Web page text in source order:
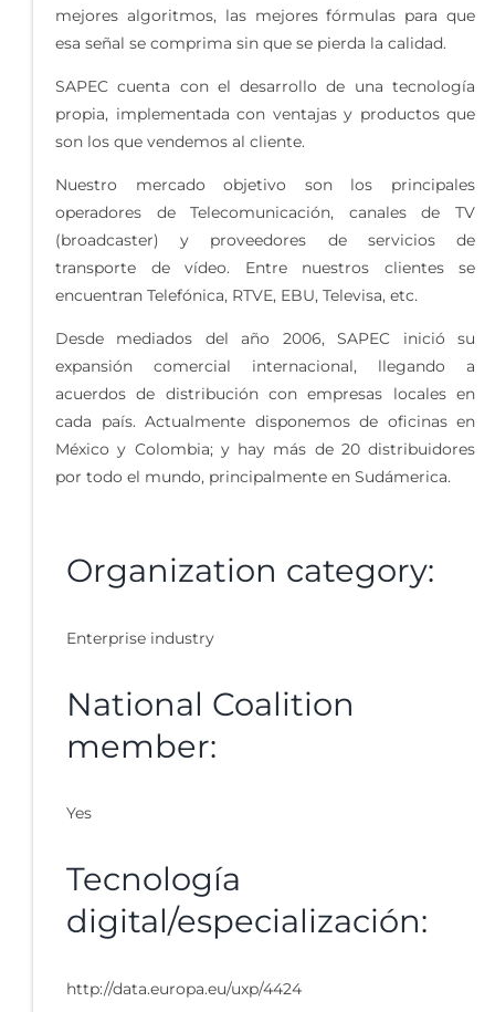
mejores algoritmos, las mejores fórmulas para que
esa señal se comprima sin que se pierda la calidad.
SAPEC cuenta con el desarrollo de una tecnología
propia, implementada con ventajas y productos que
son los que vendemos al cliente.
Nuestro mercado objetivo son los principales
operadores de Telecomunicación, canales de TV
(broadcaster) y proveedores de servicios de
transporte de vídeo. Entre nuestros clientes se
encuentran Telefónica, RTVE, EBU, Televisa, etc.
Desde mediados del año 2006, SAPEC inició su
expansión comercial internacional, llegando a
acuerdos de distribución con empresas locales en
cada país. Actualmente disponemos de oficinas en
México y Colombia; y hay más de 20 distribuidores
por todo el mundo, principalmente en Sudámerica.
Organization category:
Enterprise industry
National Coalition
member:
Yes
Tecnología
digital/especialización:
http://data.europa.eu/uxp/4424